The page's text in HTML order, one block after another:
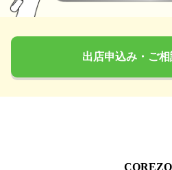
出店申込み・ご